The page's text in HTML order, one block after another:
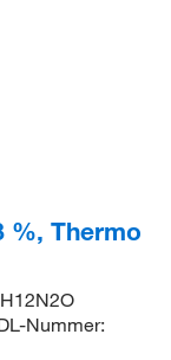
%, Thermo
Nummer: